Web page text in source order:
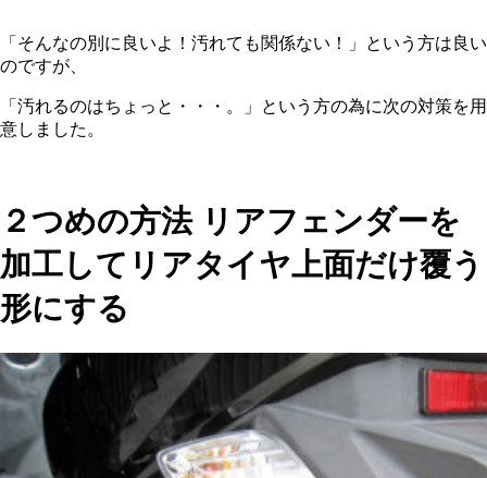
「そんなの別に良いよ！汚れても関係ない！」という方は良い
のですが、
「汚れるのはちょっと・・・。」という方の為に次の対策を用
意しました。
２つめの方法 リアフェンダーを
加工してリアタイヤ上面だけ覆う
形にする